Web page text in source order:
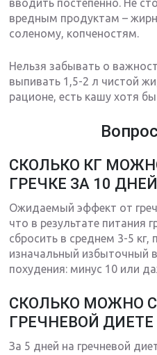
вводить постепенно. Не
вредным продуктам –
соленому, копченостям.
Нельзя забывать о
выпивать 1,5-2 л чистой
рационе, есть кашу хотя
СКОЛЬКО КГ
ГРЕЧКЕ ЗА 10
Ожидаемый эффект от
что в результате питания
сбросить в среднем 3-5
изначальный избыточный
похудения: минус 10 или
СКОЛЬКО МОЖНО
ГРЕЧНЕВОЙ ДИЕТЕ
За 5 дней на гречневой